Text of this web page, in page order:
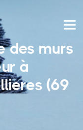
des murs
à
(69